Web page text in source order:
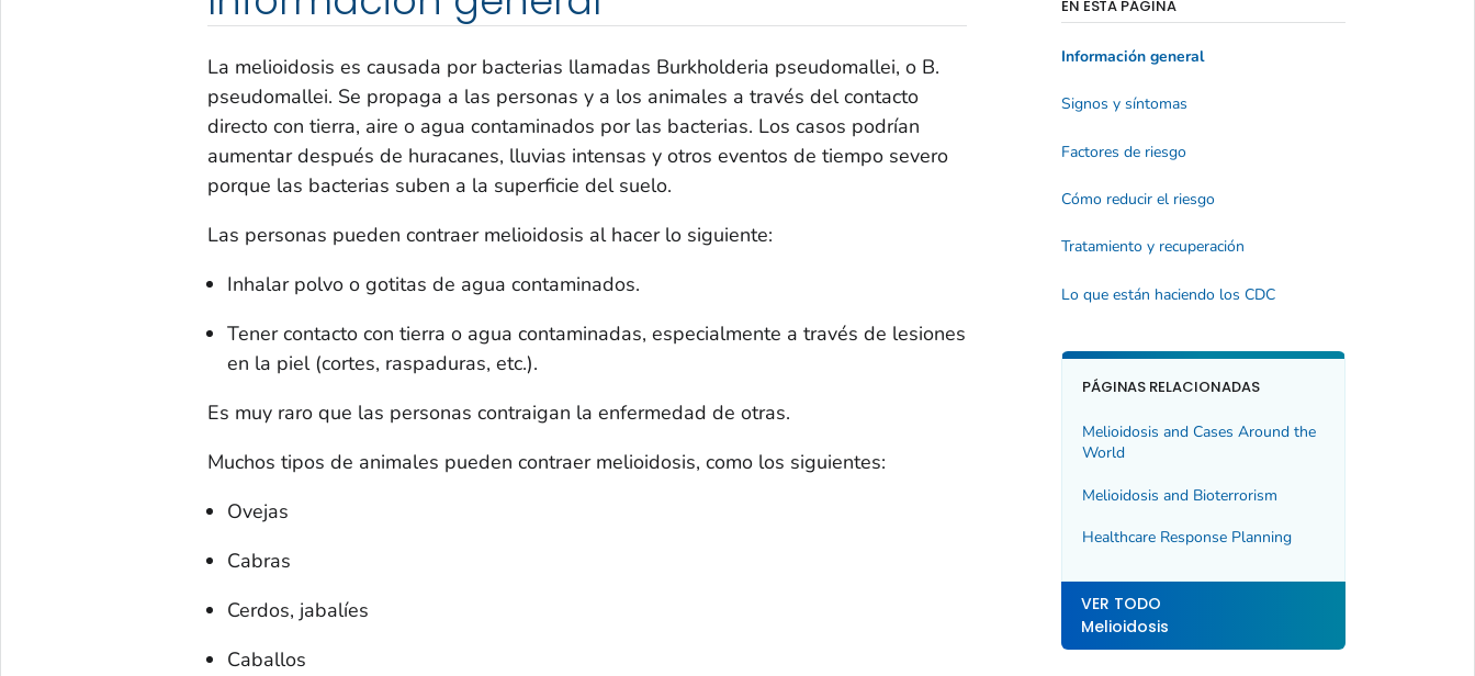
La melioidosis es causada por bacterias llamadas Burkholderia pseudomallei, o B.
pseudomallei. Se propaga a las personas y a los animales a través del contacto
directo con tierra, aire o agua contaminados por las bacterias. Los casos podrían
aumentar después de huracanes, lluvias intensas y otros eventos de tiempo severo
porque las bacterias suben a la superficie del suelo.
Las personas pueden contraer melioidosis al hacer lo siguiente:
Inhalar polvo o gotitas de agua contaminados.
Tener contacto con tierra o agua contaminadas, especialmente a través de lesiones
en la piel (cortes, raspaduras, etc.).
Es muy raro que las personas contraigan la enfermedad de otras.
Muchos tipos de animales pueden contraer melioidosis, como los siguientes:
Ovejas
Cabras
Cerdos, jabalíes
Caballos
EN ESTA PÁGINA
Información general
Signos y síntomas
Factores de riesgo
Cómo reducir el riesgo
Tratamiento y recuperación
Lo que están haciendo los CDC
PÁGINAS RELACIONADAS
Melioidosis and Cases Around the
World
Melioidosis and Bioterrorism
Healthcare Response Planning
VER TODO
Melioidosis